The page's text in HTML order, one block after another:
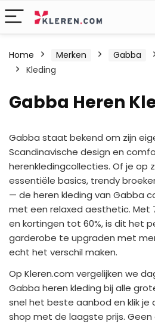
Home Merken Gabba
Kleding
Gabba Heren
Gabba staat bekend om zijn
Scandinavische design en
herenkledingcollecties. Of je op
essentiële basics, trendy
— de heren kleding van Gabba
met een relaxed aesthetic. Met
en kortingen tot 60%, is dit het
garderobe te upgraden met
echt het verschil maken.
Op Kleren.com vergelijken we
Gabba heren kleding bij alle
snel het beste aanbod en klik je
shop met de laagste prijs.